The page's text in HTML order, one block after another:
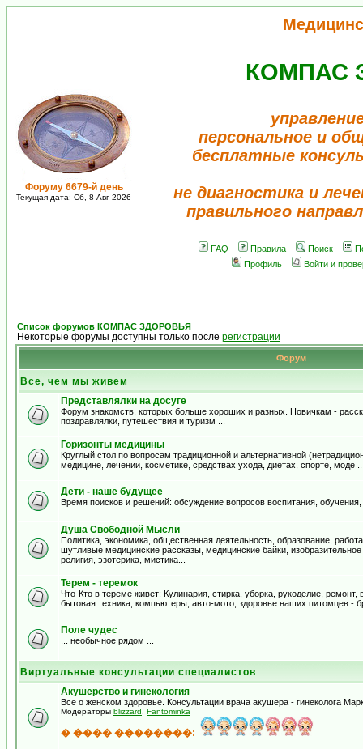
Форуму 6679-й день
Текущая дата: Сб, 8 Авг 2026
КОМПАС
персональное и
бесплатные
не диагностика и
правильного
FAQ Правила Поиск
Профиль
Войти и
Список форумов КОМПАС ЗДОРОВЬЯ
Некоторые форумы доступны только после регистрации
Форум
Все, чем мы живем
Представлялки на досуге
Форум знакомств, которых больше хороших и разных. Новичкам -
поздравлялки, путешествия и туризм ...
Горизонты медицины
Круглый стол по вопросам традиционной и альтернативной
медицине, лечении, косметике, средствах ухода, диетах, спорте, моде
Дети - наше будущее
Время поисков и решений: обсуждение вопросов воспитания,
Душа Свободной Мысли
Политика, экономика, общественная деятельность, образование,
шутливые медицинские рассказы, медицинские байки,
религия, эзотерика, мистика...
Терем - теремок
Что-Кто в тереме живет: Кулинария, стирка, уборка, рукоделие,
бытовая техника, компьютеры, авто-мото, здоровье наших питомцев -
Поле чудес
... необычное рядом ...
Виртуальные консультации специалистов
Акушерство и гинекология
Все о женском здоровье. Консультации врача акушера - гинеколога
Модераторы blizzard Fantominka
� ���� ��������: